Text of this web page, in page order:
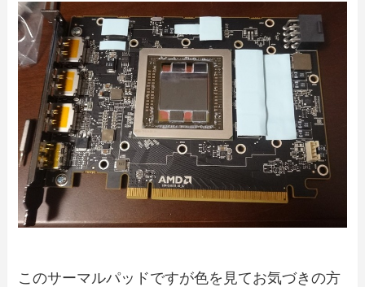
このサーマルパッドですが色を見てお気づきの方